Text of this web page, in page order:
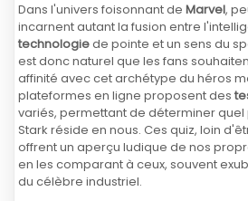
Dans l'univers foisonnant de Marvel,
incarnent autant la fusion entre
technologiede pointe et un sens du
est donc naturel que les fans
affinité avec cet archétype du héros
plateformes en ligne proposent des
variés, permettant de déterminer
Stark réside en nous. Ces quiz, loin
offrent un aperçu ludique de nos
en les comparant à ceux, souvent
du célèbre industriel.